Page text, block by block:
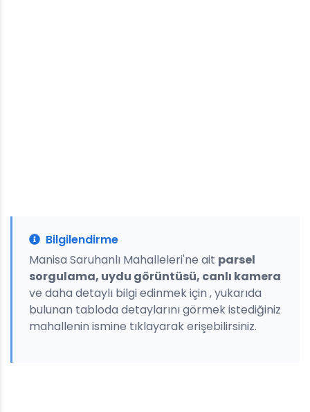
Bilgilendirme
Manisa Saruhanlı Mahalleleri'ne ait parsel
sorgulama, uydu görüntüsü, canlı kamera
ve daha detaylı bilgi edinmek için , yukarıda
bulunan tabloda detaylarını görmek istediğiniz
mahallenin ismine tıklayarak erişebilirsiniz.